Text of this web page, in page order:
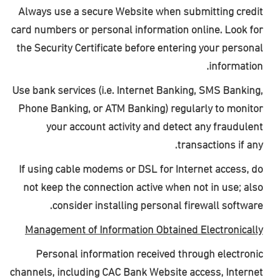
Always use a secure Website when submitting credit
card numbers or personal information online. Look for
the Security Certificate before entering your personal
information
.
Use bank services (i.e. Internet Banking, SMS Banking,
Phone Banking, or ATM Banking) regularly to monitor
your account activity and detect any fraudulent
transactions if any
.
If using cable modems or DSL for Internet access, do
not keep the connection active when not in use; also
consider installing personal firewall software
.
Management of Information Obtained Electronically
Personal information received through electronic
channels, including CAC Bank Website access, Internet